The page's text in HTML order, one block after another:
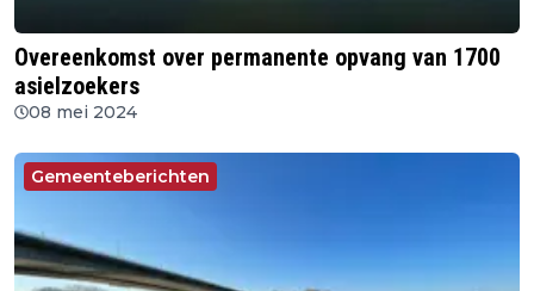
Overeenkomst over permanente opvang van 1700
asielzoekers
08 mei 2024
Gemeenteberichten